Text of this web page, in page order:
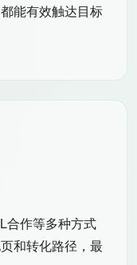
能有效触达目标
合作等多种方式
和转化路径，最